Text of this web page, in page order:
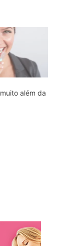
além da